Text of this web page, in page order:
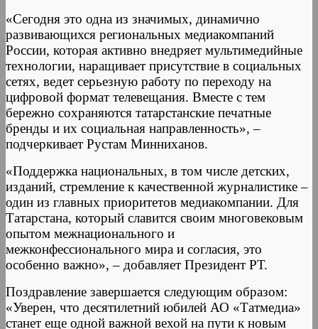
«Сегодня это одна из значимых, динамично
развивающихся региональных медиакомпаний
России, которая активно внедряет мультимедийные
технологии, наращивает присутствие в социальных
сетях, ведет серьезную работу по переходу на
цифровой формат телевещания. Вместе с тем
бережно сохраняются татарстанские печатные
бренды и их социальная направленность», –
подчеркивает Рустам Минниханов.
«Поддержка национальных, в том числе детских,
изданий, стремление к качественной журналистике –
один из главных приоритетов медиакомпании. Для
Татарстана, который славится своим многовековым
опытом межнационального и
межконфессионального мира и согласия, это
особенно важно», – добавляет Президент РТ.
Поздравление завершается следующим образом:
«Уверен, что десятилетний юбилей АО «Татмедиа»
станет еще одной важной вехой на пути к новым